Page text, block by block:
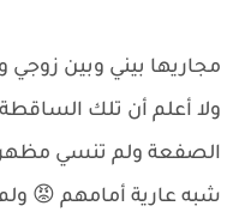
مجاريها بيني وبين
ولا أعلم أن تلك
الصفعة ولم تنسي
شبه عارية أمامهم 😡